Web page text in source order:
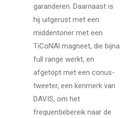
garanderen. Daarnaast is
hij uitgerust met een
middentoner met een
TiCoNAl magneet, die bijna
full range werkt, en
afgetopt met een conus-
tweeter, een kenmerk van
DAVIS, om het
frequentiebereik naar de